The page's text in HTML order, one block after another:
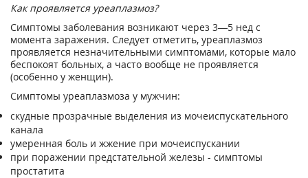
Как проявляется уреаплазмоз?
Симптомы заболевания возникают через 3—5 нед с
момента заражения. Следует отметить, уреаплазмоз
проявляется незначительными симптомами, которые мало
беспокоят больных, а часто вообще не проявляется
(особенно у женщин).
Симптомы уреаплазмоза у мужчин:
скудные прозрачные выделения из мочеиспускательного
канала
умеренная боль и жжение при мочеиспускании
при поражении предстательной железы - симптомы
простатита